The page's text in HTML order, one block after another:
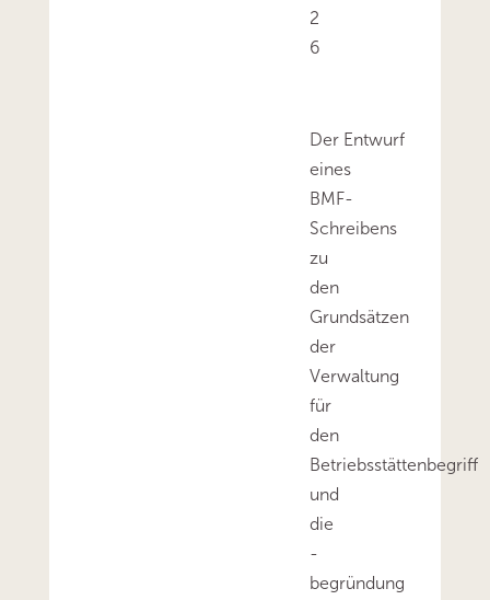
2
6
Der Entwurf
eines
BMF-
Schreibens
zu
den
Grundsätzen
der
Verwaltung
für
den
Betriebsstättenbegriff
und
die
-
begründung